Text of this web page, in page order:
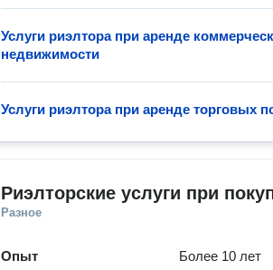
Услуги риэлтора при аренде
недвижимости
Услуги риэлтора при аренде торговых
Риэлторские услуги при
Разное
Опыт
Более 10 лет